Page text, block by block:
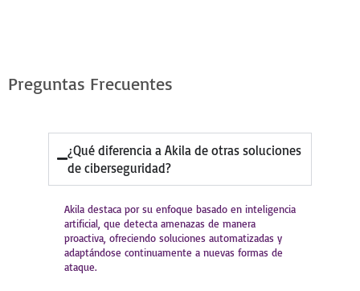
Preguntas Frecuentes
¿Qué diferencia a Akila de otras soluciones
de ciberseguridad?
Akila destaca por su enfoque basado en inteligencia
artificial, que detecta amenazas de manera
proactiva, ofreciendo soluciones automatizadas y
adaptándose continuamente a nuevas formas de
ataque.